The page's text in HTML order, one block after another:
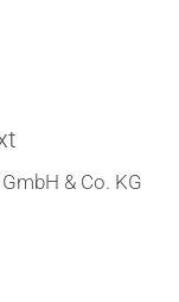
& Co. KG